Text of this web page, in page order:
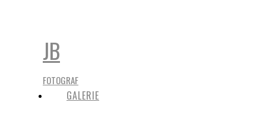
JB
FOTOGRAF
GALERIE